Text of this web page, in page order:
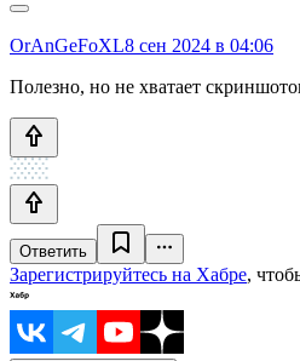
OrAnGeFoXL8 сен 2024 в 04:06
Полезно, но не хватает
Ответить
Зарегистрируйтесь на Хабре,